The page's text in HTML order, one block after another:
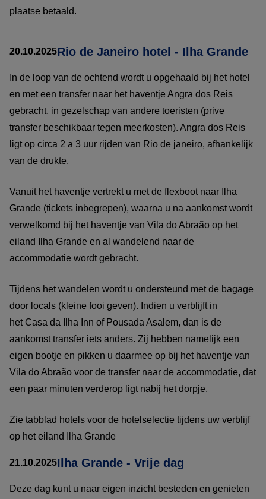
plaatse betaald.
20.10.2025Rio de Janeiro hotel - Ilha Grande
In de loop van de ochtend wordt u opgehaald bij het hotel
en met een transfer naar het haventje Angra dos Reis
gebracht, in gezelschap van andere toeristen (prive
transfer beschikbaar tegen meerkosten). Angra dos Reis
ligt op circa 2 a 3 uur rijden van Rio de janeiro, afhankelijk
van de drukte.
Vanuit het haventje vertrekt u met de flexboot naar Ilha
Grande (tickets inbegrepen), waarna u na aankomst wordt
verwelkomd bij het haventje van Vila do Abraão op het
eiland Ilha Grande en al wandelend naar de
accommodatie wordt gebracht.
Tijdens het wandelen wordt u ondersteund met de bagage
door locals (kleine fooi geven). Indien u verblijft in
het Casa da Ilha Inn of Pousada Asalem, dan is de
aankomst transfer iets anders. Zij hebben namelijk een
eigen bootje en pikken u daarmee op bij het haventje van
Vila do Abraão voor de transfer naar de accommodatie, dat
een paar minuten verderop ligt nabij het dorpje.
Zie tabblad hotels voor de hotelselectie tijdens uw verblijf
op het eiland Ilha Grande
21.10.2025Ilha Grande - Vrije dag
Deze dag kunt u naar eigen inzicht besteden en genieten